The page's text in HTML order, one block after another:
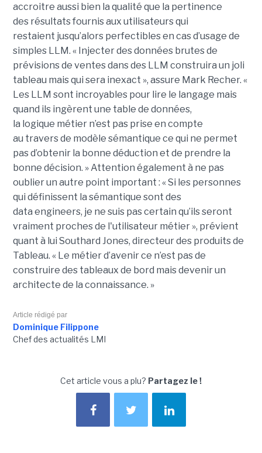
accroitre aussi bien la qualité que la pertinence
desrésultats fournis aux utilisateurs qui
restaient jusqu’alors perfectiblesen cas d’usage de
simples LLM. « Injecterdes données brutes de
prévisions de ventes dans des LLM construira un joli
tableau mais qui sera inexact », assure Mark Recher. «
Les LLM sont incroyables pour lire le langage mais
quand ils ingèrent une table de données,
la logique métier n’est pas prise en compte
au travers de modèle sémantique ce qui ne permet
pas d’obtenir la bonne déduction et de prendre la
bonne décision. »Attention également à ne pas
oublier un autre point important : « Si les personnes
qui définissent la sémantique sont des
data engineers, je ne suis pas certain qu’ils seront
vraiment proches de l'utilisateur métier », prévient
quant à lui Southard Jones, directeur des produits de
Tableau. « Le métier d’avenir ce n’est pas de
construire des tableaux de bord mais devenir un
architecte de la connaissance. »
Article rédigé par
Dominique Filippone
Chef des actualités LMI
Cet article vous a plu? Partagez le !